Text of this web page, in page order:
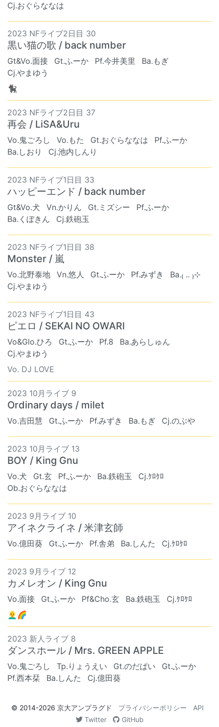
Cj.おぐらななは
2023 NFライブ2日目 30
黒い猫の歌 / back number
Gt&Vo.面接 Gt.ふーか Pf.今井美里
Ba.もぎ
Cj.やまゆう
🐈‍⬛
2023 NFライブ2日目 37
再会 / LiSA&Uru
Vo.鬼ごろし Vo.もた Gt.おぐらななは
Pf.ふーか
Ba.しおり
Cj.池内しんり
2023 NFライブ1日目 33
ハッピーエンド / back number
Gt&Vo.犬 Vn.かりん Gt.ミズシー
Pf.ふーか
Ba.くぼきん
Cj.鉄砲玉
2023 NFライブ1日目 38
Monster / 嵐
Vo.北野泰地 Vn.悠人 Gt.ふーか Pf.みずき
Ba.₍ .. ₎⊹
Cj.やまゆう
2023 NFライブ1日目 43
ピエロ / SEKAI NO OWARI
Vo&Glo.ひろ Gt.ふーか Pf.8
Ba.あらしゅん
Cj.やまゆう
Vo. DJ LOVE
2023 10月ライブ 9
Ordinary days / milet
Vo.吉田慧 Gt.ふーか Pf.みずき Ba.もぎ Cj.のぶや
2023 10月ライブ 13
BOY / King Gnu
Vo.犬 Gt.玄 Pf.ふーか Ba.鉄砲玉
Cj.ｹﾛｹﾛ
Ob.おぐらななは
2023 9月ライブ 10
アイネクライネ / 米津玄師
Vo.億田葵 Gt.ふーか Pf.舎弟 Ba.しんた Cj.ｹﾛｹﾛ
2023 9月ライブ 12
カメレオン / King Gnu
Vo.面接 Gt.ふーか Pf&Cho.玄 Ba.鉄砲玉
Cj.ｹﾛｹﾛ
👨‍🦲🌈
2023 新人ライブ 8
ダンスホール / Mrs. GREEN APPLE
Vo.鬼ごろし Tp.りょうえい Gt.のだぱい
Gt.ふーか
Pf.西本栞
Ba.しんた Cj.億田葵
© 2014-2026 京大アンプラグド プライバシーポリシー
API
Twitter
GitHub